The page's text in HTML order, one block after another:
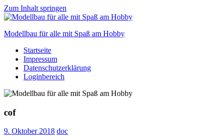
Zum Inhalt springen
Modellbau für alle mit Spaß am Hobby
Scale
modelling
to
Startseite
Impressum
Datenschutzerklärung
Loginbereich
cof
9. Oktober 2018 doc